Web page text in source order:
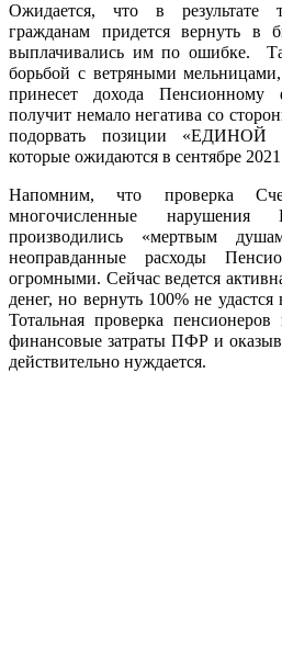
Ожидается, что в результате
гражданам придется вернуть в
выплачивались им по ошибке.
борьбой с ветряными
принесет дохода Пенсионному
получит немало негатива со
подорвать позиции
которые ожидаются в сентябре 2021
Напомним, что проверка
многочисленные
производились «мертвым
неоправданные расходы
огромными. Сейчас ведется
денег, но вернуть 100% не
Тотальная проверка пенсионеров
финансовые затраты ПФР и
действительно нуждается.